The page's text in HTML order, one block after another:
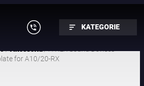
KATEGORIE
/
/ A-XLR Sound Devices
for A10/20-RX